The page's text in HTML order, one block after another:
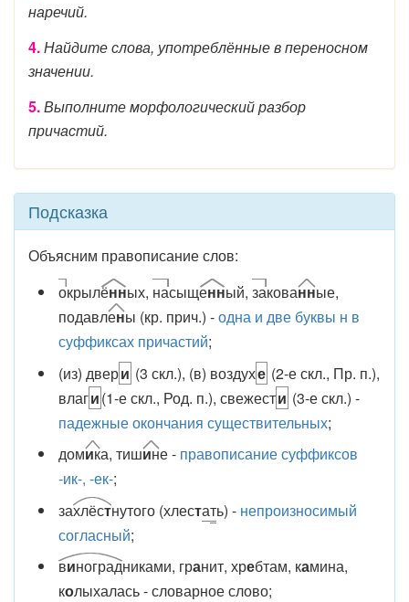
наречий.
4.Найдите слова, употреблённые в переносном
значении.
5.Выполните морфологический разбор
причастий.
Подсказка
Объясним правописание слов:
окрылённых, насыщенный, закованные,
подавлены (кр. прич.) -одна и две буквы н в
суффиксах причастий;
(из) двери (3 скл.), (в) воздухе (2-е скл., Пр. п.),
влаги(1-е скл., Род. п.), свежести (3-е скл.) -
падежные окончания существительных;
домика, тишине - правописание суффиксов
-ик-, -ек-;
захлёстнутого (хлестать) - непроизносимый
согласный;
виноградниками, гранит, хребтам, камина,
колыхалась - словарное слово;